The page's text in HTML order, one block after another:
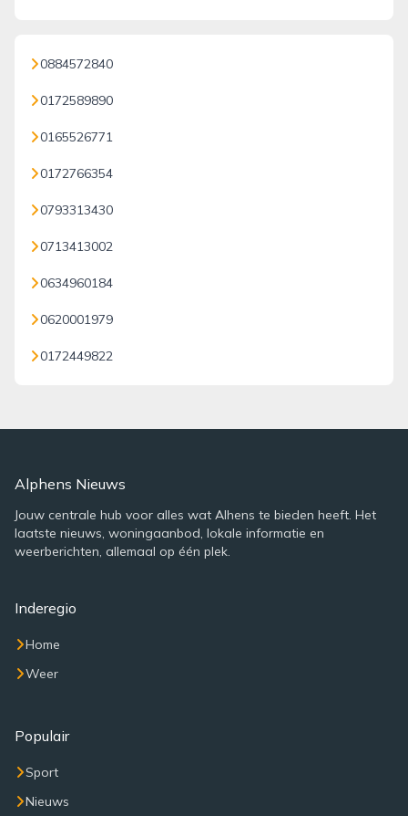
0884572840
0172589890
0165526771
0172766354
0793313430
0713413002
0634960184
0620001979
0172449822
Alphens Nieuws
Jouw centrale hub voor alles wat Alhens te bieden heeft. Het
laatste nieuws, woningaanbod, lokale informatie en
weerberichten, allemaal op één plek.
Inderegio
Home
Weer
Populair
Sport
Nieuws